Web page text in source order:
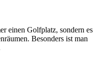
einen Golfplatz, sondern es
Besonders ist man